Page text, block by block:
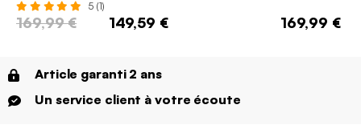
5 (1)
169,99 € 149,59 € 169,99 €
Article garanti 2 ans
Un service client à votre écoute